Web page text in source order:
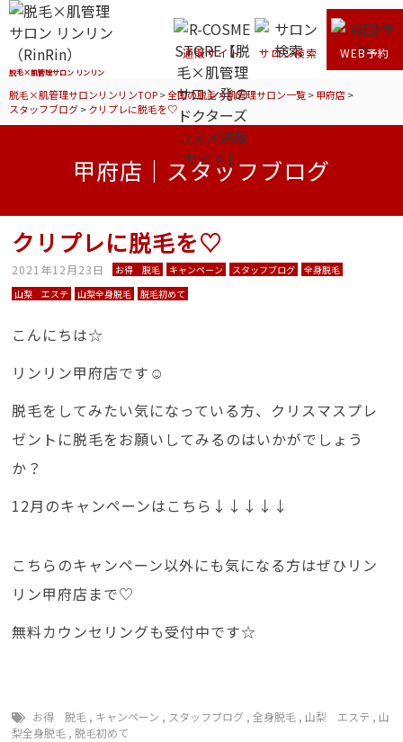
脱毛×肌管理サロン リンリン
通販サイト サロン検索 WEB予約
脱毛×肌管理サロンリンリンTOP>全国の脱毛×肌管理サロン一覧>甲府店>
スタッフブログ>クリプレに脱毛を♡
甲府店｜スタッフブログ
クリプレに脱毛を♡
2021年12月23日 お得 脱毛 キャンペーン スタッフブログ
全身脱毛
山梨 エステ
山梨全身脱毛 脱毛初めて
こんにちは☆
リンリン甲府店です☺
脱毛をしてみたい気になっている方、クリスマスプレ
ゼントに脱毛をお願いしてみるのはいかがでしょう
か？
12月のキャンペーンはこちら↓↓↓↓↓
こちらのキャンペーン以外にも気になる方はぜひリン
リン甲府店まで♡
無料カウンセリングも受付中です☆
お得 脱毛 , キャンペーン , スタッフブログ ,全身脱毛 , 山梨 エステ , 山
梨全身脱毛 ,脱毛初めて